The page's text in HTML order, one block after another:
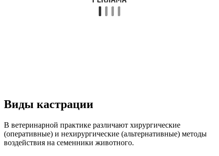
Виды кастрации
В ветеринарной практике различают хирургические
(оперативные) и нехирургические (альтернативные) методы
воздействия на семенники животного.